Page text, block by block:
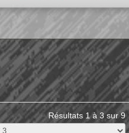
Résultats 1 à 3 sur 9